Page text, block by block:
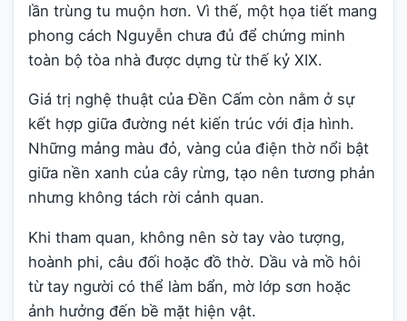
lần trùng tu muộn hơn. Vì thế, một họa tiết mang
phong cách Nguyễn chưa đủ để chứng minh
toàn bộ tòa nhà được dựng từ thế kỷ XIX.
Giá trị nghệ thuật của Đền Cấm còn nằm ở sự
kết hợp giữa đường nét kiến trúc với địa hình.
Những mảng màu đỏ, vàng của điện thờ nổi bật
giữa nền xanh của cây rừng, tạo nên tương phản
nhưng không tách rời cảnh quan.
Khi tham quan, không nên sờ tay vào tượng,
hoành phi, câu đối hoặc đồ thờ. Dầu và mồ hôi
từ tay người có thể làm bẩn, mờ lớp sơn hoặc
ảnh hưởng đến bề mặt hiện vật.